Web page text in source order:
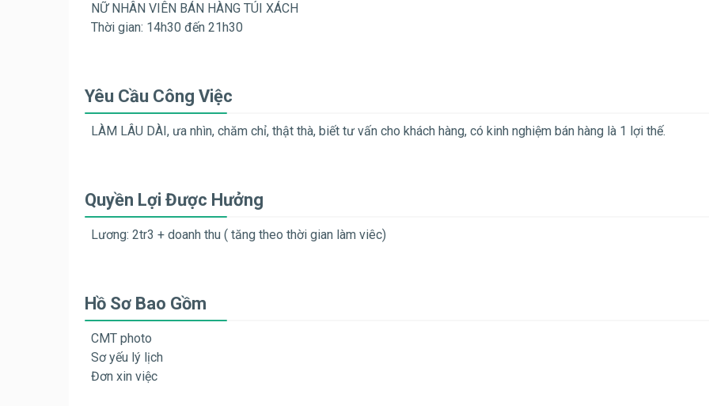
NỮ NHÂN VIÊN BÁN HÀNG TÚI XÁCH
Thời gian: 14h30 đến 21h30
Yêu Cầu Công Việc
LÀM LÂU DÀI, ưa nhìn, chăm chỉ, thật thà, biết tư vấn cho khách hàng, có kinh nghiệm bán hàng là 1 lợi thế.
Quyền Lợi Được Hưởng
Lương: 2tr3 + doanh thu ( tăng theo thời gian làm viêc)
Hồ Sơ Bao Gồm
CMT photo
Sơ yếu lý lịch
Đơn xin việc